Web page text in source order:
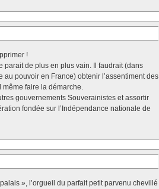
!
parait de plus en plus vain. Il faudrait (dans
au pouvoir en France) obtenir l’assentiment des
même faire la démarche.
gouvernements Souverainistes et assortir
fondée sur l’Indépendance nationale de
», l’orgueil du parfait petit parvenu chevillé